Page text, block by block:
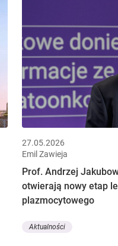
27.05.2026
Emil Zawieja
Prof. Andrzej
otwierają nowy etap
plazmocytowego
Aktualności